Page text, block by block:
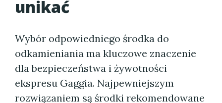
unikać
Wybór odpowiedniego środka do
odkamieniania ma kluczowe znaczenie
dla bezpieczeństwa i żywotności
ekspresu Gaggia. Najpewniejszym
rozwiązaniem są środki rekomendowane